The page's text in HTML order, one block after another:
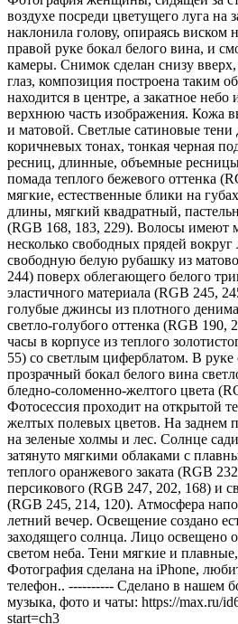
воздухе посреди цветущего луга на
наклонила голову, опираясь виском
правой руке бокал белого вина, и
камеры. Снимок сделан снизу
глаз, композиция построена таким
находится в центре, а закатное
верхнюю часть изображения. Кожа
и матовой. Светлые сатиновые тени
коричневых тонах, тонкая черная
ресниц, длинные, объемные
помада теплого бежевого оттенка
мягкие, естественные блики на
длины, мягкий квадратный,
(RGB 168, 183, 229). Волосы имеют
несколько свободных прядей
свободную белую рубашку из
244) поверх облегающего белого
эластичного материала (RGB 245,
голубые джинсы из плотного
светло-голубого оттенка (RGB 190,
часы в корпусе из теплого
55) со светлым циферблатом. В
прозрачный бокал белого вина
бледно-соломенно-желтого цвета
Фотосессия проходит на открытой
желтых полевых цветов. На
на зеленые холмы и лес. Солнце
затянуто мягкими облаками с
теплого оранжевого заката (RGB
персикового (RGB 247, 202, 168) и
(RGB 245, 214, 120). Атмосфера
летний вечер. Освещение создано
заходящего солнца. Лицо освещено
светом неба. Тени мягкие и
Фотография сделана на iPhone,
телефон.. ---------- Сделано в нашем
музыка, фото и чаты: https://max.ru/
start=ch3